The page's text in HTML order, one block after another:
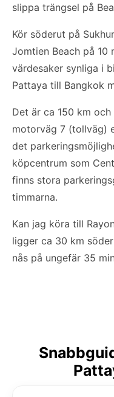
slippa trängsel på
Kör söderut på
Jomtien Beach på 10
värdesaker synliga i
Pattaya till Bangkok
Det är ca 150 km
motorväg 7 (tollväg)
det
köpcentrum som
finns stora
timmarna.
Kan jag köra till
ligger ca 30 km
nås på ungefär 35